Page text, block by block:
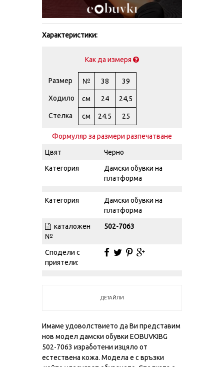
Характеристики:
Как да измеря
Размер № 38 39
Ходило см 24 24,5
Стелка см 24.5 25
Формуляр за размери разпечатване
Цвят
Черно
Категория
Дамски обувки на
платформа
Категория
Дамски обувки на
платформа
каталожен
№
502-7063
Сподели с
приятели:
ДЕТАЙЛИ
Имаме удоволствието да Ви представим
нов модел дамски обувки EOBUVKIBG
502-7063 изработени изцяло от
естествена кожа. Модела е с връзки